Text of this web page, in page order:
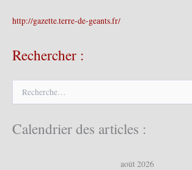
http://gazette.terre-de-geants.fr/
Rechercher :
e
Calendrier des articles :
août 2026